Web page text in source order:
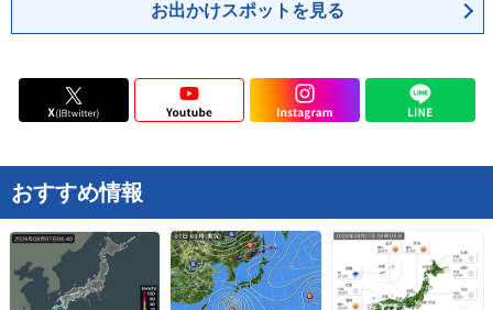
お出かけスポットを見る
おすすめ情報